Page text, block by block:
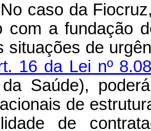
caso da
com a fundação
situações de
16 da Lei nº
da Saúde),
de
de